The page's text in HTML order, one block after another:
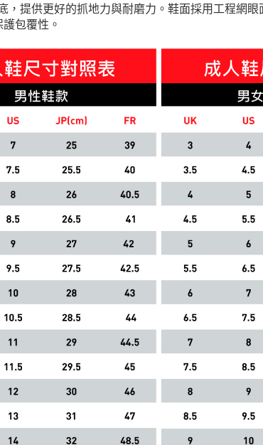
，提供更好的抓地力與耐磨力。鞋面採用工程網
包覆性。